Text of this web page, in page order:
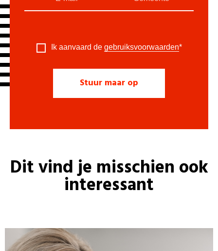
Ik aanvaard de gebruiksvoorwaarden*
Dit vind je misschien ook
interessant